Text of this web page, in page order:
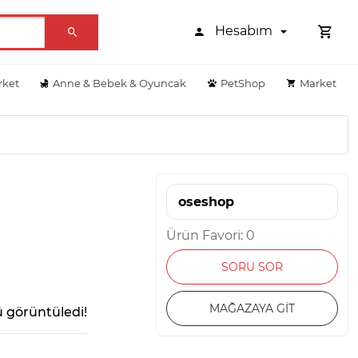
Hesabım
Anne & Bebek & Oyuncak PetShop Market
oseshop
Ürün Favori: 0
SORU SOR
MAĞAZAYA GİT
görüntüledi!